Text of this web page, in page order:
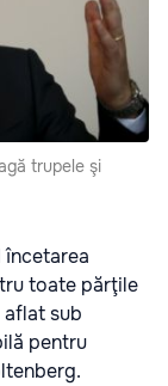
trupele şi
încetarea
toate părţile
sub
pentru